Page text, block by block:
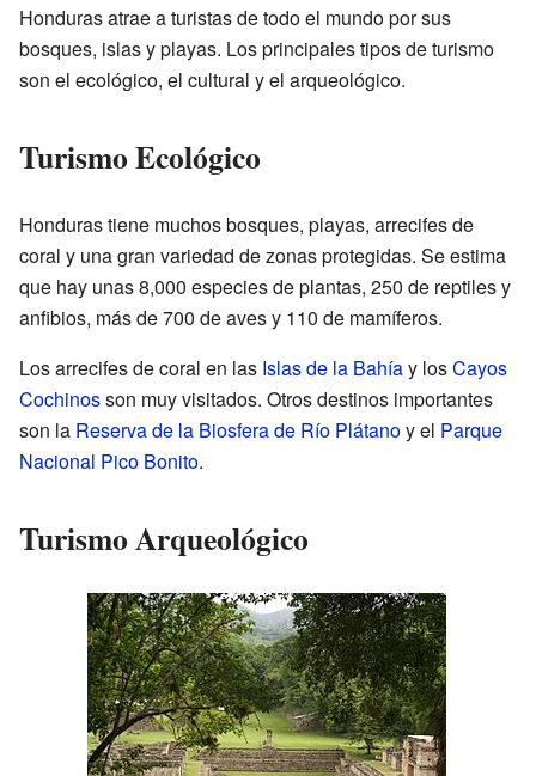
Honduras atrae a turistas de todo el mundo por sus
bosques, islas y playas. Los principales tipos de turismo
son el ecológico, el cultural y el arqueológico.
Turismo Ecológico
Honduras tiene muchos bosques, playas, arrecifes de
coral y una gran variedad de zonas protegidas. Se estima
que hay unas 8,000 especies de plantas, 250 de reptiles y
anfibios, más de 700 de aves y 110 de mamíferos.
Los arrecifes de coral en las Islas de la Bahíay losCayos
Cochinosson muy visitados. Otros destinos importantes
son la Reserva de la Biosfera de Río Plátanoy el Parque
Nacional Pico Bonito.
Turismo Arqueológico